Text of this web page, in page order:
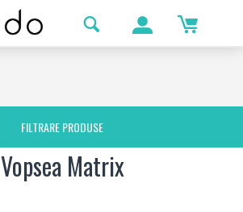
FILTRARE PRODUSE
Vopsea Matrix